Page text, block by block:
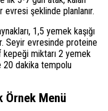
şeklinde planlanır.
1,5 yemek kaşığı
Seyir evresinde proteine
miktarı 2 yemek
20 dakika tempolu
Örnek Menü